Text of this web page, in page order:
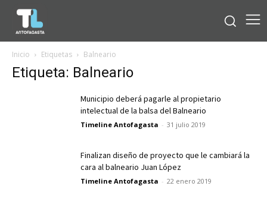
Inicio Etiquetas Balneario
Etiqueta: Balneario
Municipio deberá pagarle al propietario
intelectual de la balsa del Balneario
Timeline Antofagasta - 31 julio 2019
Finalizan diseño de proyecto que le cambiará la
cara al balneario Juan López
Timeline Antofagasta - 22 enero 2019